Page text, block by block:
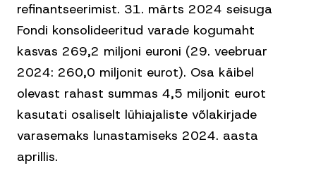
refinantseerimist. 31. märts 2024 seisuga
Fondi konsolideeritud varade kogumaht
kasvas 269,2 miljoni euroni (29. veebruar
2024: 260,0 miljonit eurot). Osa käibel
olevast rahast summas 4,5 miljonit eurot
kasutati osaliselt lühiajaliste võlakirjade
varasemaks lunastamiseks 2024. aasta
aprillis.